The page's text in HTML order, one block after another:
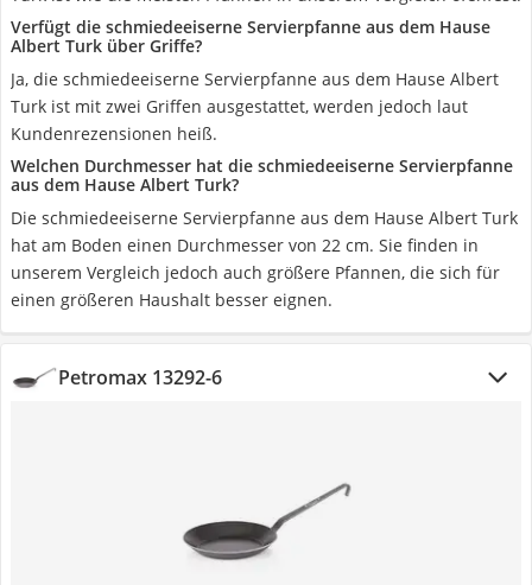
Verfügt die schmiedeeiserne Servierpfanne aus dem Hause
Albert Turk über Griffe?
Ja, die schmiedeeiserne Servierpfanne aus dem Hause Albert
Turk ist mit zwei Griffen ausgestattet, werden jedoch laut
Kundenrezensionen heiß.
Welchen Durchmesser hat die schmiedeeiserne Servierpfanne
aus dem Hause Albert Turk?
Die schmiedeeiserne Servierpfanne aus dem Hause Albert Turk
hat am Boden einen Durchmesser von 22 cm. Sie finden in
unserem Vergleich jedoch auch größere Pfannen, die sich für
einen größeren Haushalt besser eignen.
Petromax 13292-6